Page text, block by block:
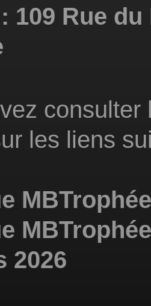
109 Rue
les liens
2026